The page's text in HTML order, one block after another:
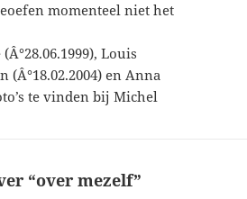
momenteel niet het
Louis
(Â°18.02.2004) en Anna
te vinden bij Michel
“over mezelf”